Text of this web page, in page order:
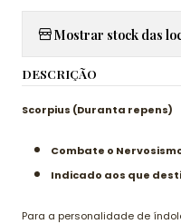
Mostrar stock das
DESCRIÇÃO
Scorpius (Duranta repens)
Combate o
Indicado aos que
Para a personalidade de